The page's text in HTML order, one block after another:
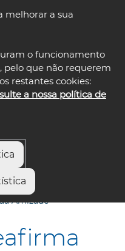
melhorar a sua
o funcionamento
pelo que não requerem
restantes cookies:
a nossa política de
select language
nas
Amizade